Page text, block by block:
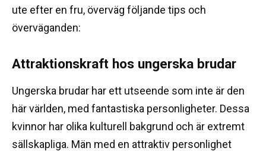
ute efter en fru, överväg följande tips och
överväganden:
Attraktionskraft hos ungerska brudar
Ungerska brudar har ett utseende som inte är den
här världen, med fantastiska personligheter. Dessa
kvinnor har olika kulturell bakgrund och är extremt
sällskapliga. Män med en attraktiv personlighet